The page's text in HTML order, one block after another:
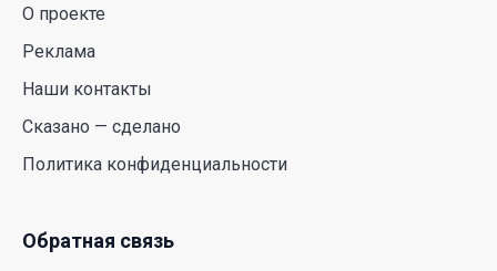
Межпартийные теледебаты выйдут в эфире
республиканских телеканалов
23 Июл. 2026 21:15
Азии по устойчивости инвестиционного рынка
О проекте
Реклама
Наши контакты
Сказано — сделано
Политика конфиденциальности
Обратная связь